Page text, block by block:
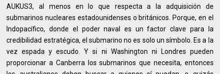
AUKUS3, al menos en lo que respecta a la adquisición de
submarinos nucleares estadounidenses o británicos. Porque, en el
Indopacífico, donde el poder naval es un factor clave para la
credibilidad estratégica, el submarino no es solo un símbolo. Es a la
vez espada y escudo. Y si ni Washington ni Londres pueden
proporcionar a Canberra los submarinos que necesita, entonces